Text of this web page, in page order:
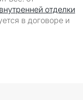
внутренней отделки
в договоре и